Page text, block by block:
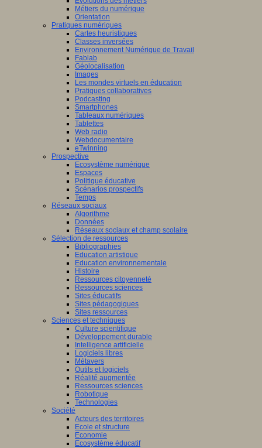
Métiers du numérique
Orientation
Pratiques numériques
Cartes heuristiques
Classes inversées
Environnement Numérique de Travail
Fablab
Géolocalisation
Images
Les mondes virtuels en éducation
Pratiques collaboratives
Podcasting
Smartphones
Tableaux numériques
Tablettes
Web radio
Webdocumentaire
eTwinning
Prospective
Ecosystème numérique
Espaces
Politique éducative
Scénarios prospectifs
Temps
Réseaux sociaux
Algorithme
Données
Réseaux sociaux et champ scolaire
Sélection de ressources
Bibliographies
Education artistique
Education environnementale
Histoire
Ressources citoyenneté
Ressources sciences
Sites éducatifs
Sites pédagogiques
Sites ressources
Sciences et techniques
Culture scientifique
Développement durable
Intelligence artificielle
Logiciels libres
Métavers
Outils et logiciels
Réalité augmentée
Ressources sciences
Robotique
Technologies
Société
Acteurs des territoires
Ecole et structure
Economie
Ecosystème éducatif